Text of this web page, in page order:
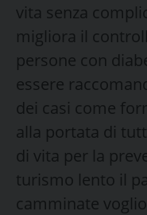
vita senza
migliora il
persone con
essere
dei casi come
alla portata di
di vita per la
turismo lento il
camminate